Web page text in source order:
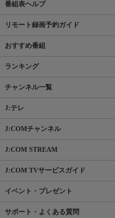
番組表ヘルプ
リモート録画予約ガイド
おすすめ番組
ランキング
チャンネル一覧
J:テレ
J:COMチャンネル
J:COM STREAM
J:COM TVサービスガイド
イベント・プレゼント
サポート・よくある質問